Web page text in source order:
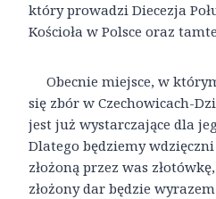
który prowadzi Diecezja
Kościoła w Polsce oraz
Obecnie miejsce, w
się zbór w Czechowicach-
jest już wystarczające dla
Dlatego będziemy
złożoną przez was
złożony dar będzie